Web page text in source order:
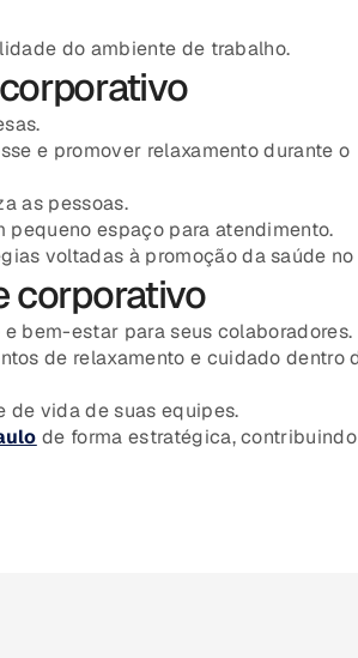
do ambiente de trabalho.
e promover relaxamento durante o
as pessoas.
espaço para atendimento.
voltadas à promoção da saúde
corporativo
bem-estar para seus colaboradores.
de relaxamento e cuidado dentro
de vida de suas equipes.
de forma estratégica,